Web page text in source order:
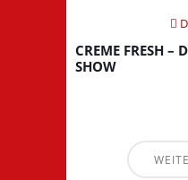
CREME FRESH –
SHOW